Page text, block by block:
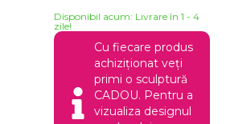
Disponibil acum: Livrare în 1 - 4
zile!
Cu fiecare produs
achiziționat veți
primi o sculptură
CADOU. Pentru a
vizualiza designul